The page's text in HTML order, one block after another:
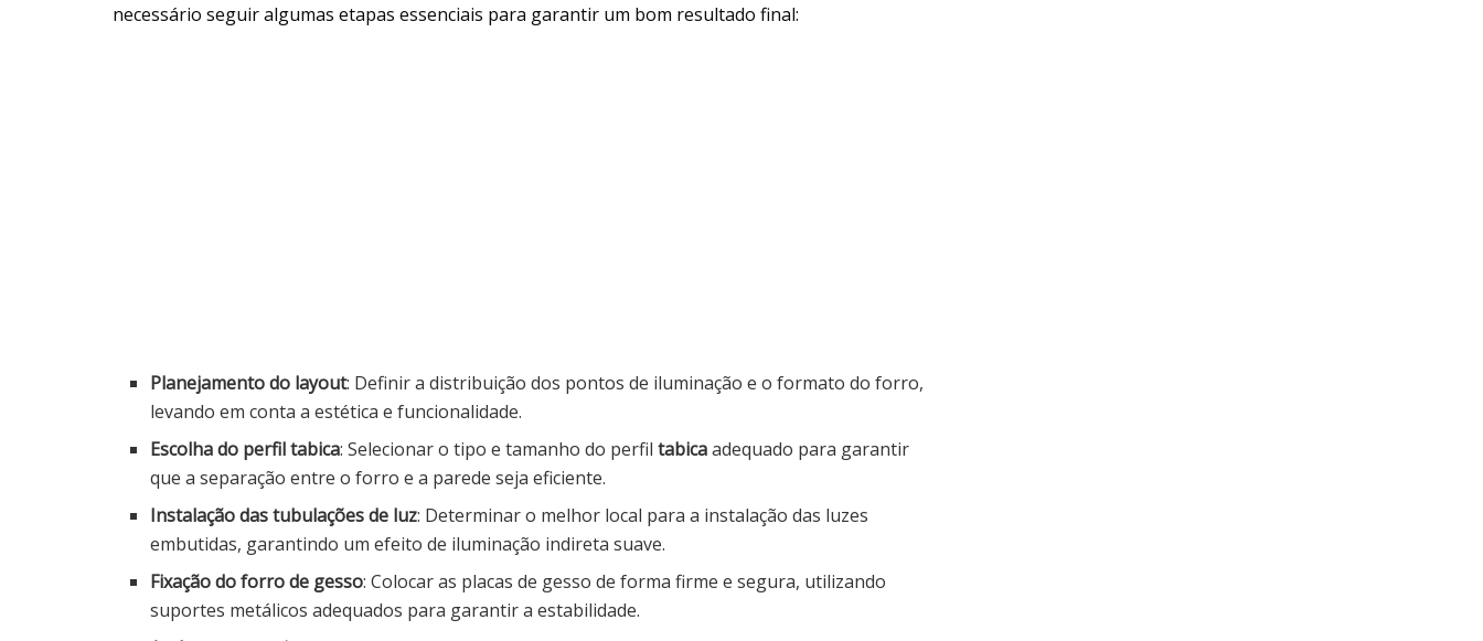
necessário seguir algumas etapas essenciais para garantir um bom resultado final:
Planejamento do layout: Definir a distribuição dos pontos de iluminação e o formato do forro,
levando em conta a estética e funcionalidade.
Escolha do perfil tabica: Selecionar o tipo e tamanho do perfiltabicaadequado para garantir
que a separação entre o forro e a parede seja eficiente.
Instalação das tubulações de luz: Determinar o melhor local para a instalação das luzes
embutidas, garantindo um efeito de iluminação indireta suave.
Fixação do forro de gesso: Colocar as placas de gesso de forma firme e segura, utilizando
suportes metálicos adequados para garantir a estabilidade.